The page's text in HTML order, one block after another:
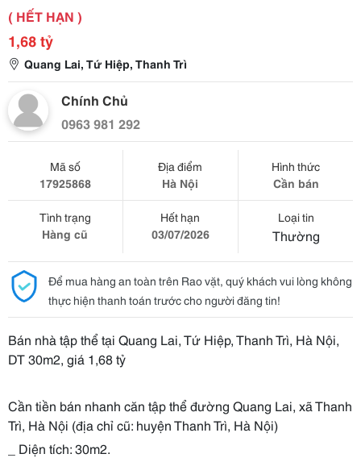
( HẾT HẠN )
1,68 tỷ
Quang Lai, Tứ Hiệp, Thanh Trì
Chính Chủ
0963 981 292
Mã số
17925868
Địa điểm
Hà Nội
Hình thức
Cần bán
Tình trạng
Hàng cũ
Hết hạn
03/07/2026
Loại tin
Thường
Để mua hàng an toàn trên Rao vặt, quý khách vui lòng không
thực hiện thanh toán trước cho người đăng tin!
Bán nhà tập thể tại Quang Lai, Tứ Hiệp, Thanh Trì, Hà Nội,
DT 30m2, giá 1,68 tỷ
Cần tiền bán nhanh căn tập thể đường Quang Lai, xã Thanh
Trì, Hà Nội (địa chỉ cũ: huyện Thanh Trì, Hà Nội)
_ Diện tích: 30m2.